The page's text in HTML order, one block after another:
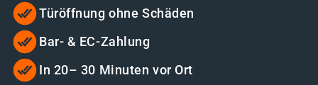
Türöffnung ohne Schäden
Bar- & EC-Zahlung
In 20– 30 Minuten vor Ort